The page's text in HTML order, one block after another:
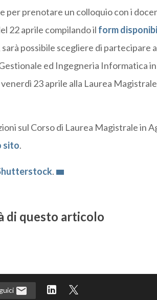
per prenotare un colloquio con i
22 aprile compilando il form
possibile scegliere di partecipare
ed Ingegneria Informatica
23 aprile alla Laurea
sul Corso di Laurea Magistrale in
sito.
.
di questo articolo